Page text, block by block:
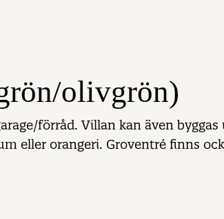
olivgrön)
förråd. Villan kan även
eller orangeri. Groventré finns